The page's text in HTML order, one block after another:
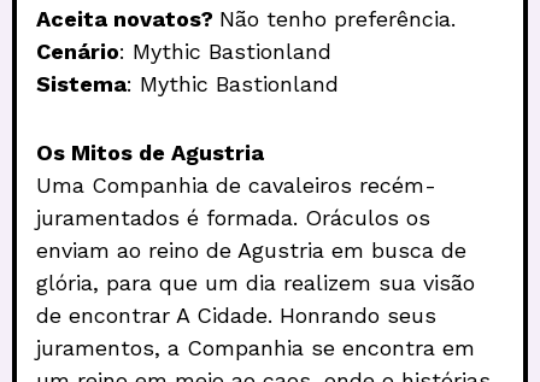
Aceita novatos? Não tenho preferência.
Cenário: Mythic Bastionland
Sistema: Mythic Bastionland
Os Mitos de Agustria
Uma Companhia de cavaleiros recém-
juramentados é formada. Oráculos os
enviam ao reino de Agustria em busca de
glória, para que um dia realizem sua visão
de encontrar A Cidade. Honrando seus
juramentos, a Companhia se encontra em